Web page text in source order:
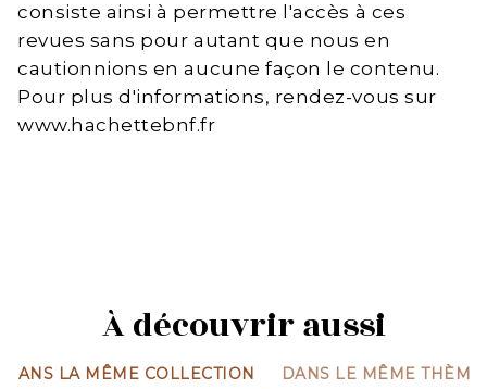
consiste ainsi à permettre l'accès à ces
revues sans pour autant que nous en
cautionnions en aucune façon le contenu.
Pour plus d'informations, rendez-vous sur
www.hachettebnf.fr
À découvrir aussi
DANS LA MÊME COLLECTION DANS LE MÊME THÈME